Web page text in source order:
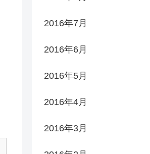
2016年7月
2016年6月
2016年5月
2016年4月
2016年3月